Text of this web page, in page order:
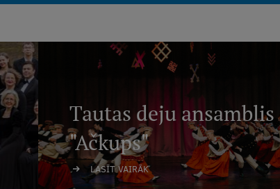
Tautas deju ansamblis
"Ačkups"
LASĪT VAIRĀK